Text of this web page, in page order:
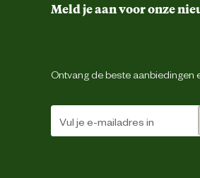
Bewaaradvies
De korrels
NitrateMinus is
Meld je aan voor onze
Ontvang de beste aanbiedingen